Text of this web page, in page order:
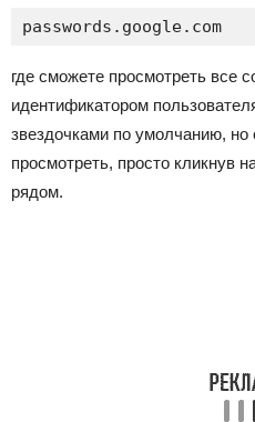
passwords.google.com
где сможете просмотреть все
идентификатором
звездочками по умолчанию,
просмотреть, просто кликнув
рядом.